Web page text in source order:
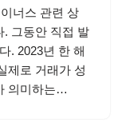
너스 관련 상
. 그동안 직접 발
. 2023년 한 해
제로 거래가 성
의미하는…